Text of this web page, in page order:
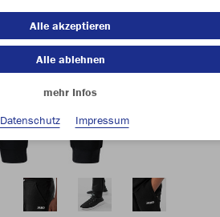
Alle akzeptieren
Alle ablehnen
mehr Infos
Datenschutz
Impressum